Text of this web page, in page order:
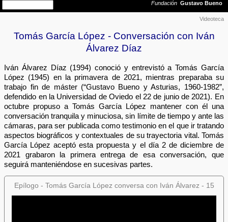
Videoteca
Tomás García López - Conversación con Iván
Álvarez Díaz
Iván Álvarez Díaz (1994) conoció y entrevistó a Tomás García
López (1945) en la primavera de 2021, mientras preparaba su
trabajo fin de máster (“Gustavo Bueno y Asturias, 1960-1982”,
defendido en la Universidad de Oviedo el 22 de junio de 2021). En
octubre propuso a Tomás García López mantener con él una
conversación tranquila y minuciosa, sin límite de tiempo y ante las
cámaras, para ser publicada como testimonio en el que ir tratando
aspectos biográficos y contextuales de su trayectoria vital. Tomás
García López aceptó esta propuesta y el día 2 de diciembre de
2021 grabaron la primera entrega de esa conversación, que
seguirá manteniéndose en sucesivas partes.
Epílogo - Tomás García López conversa con Iván Álvarez - 15